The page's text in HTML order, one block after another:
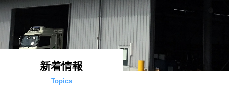
新着情報
Topics